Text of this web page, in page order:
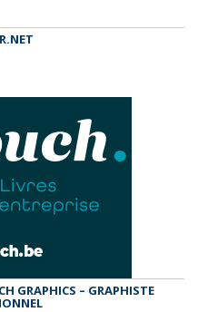
GRAPHICS – GRAPHISTE